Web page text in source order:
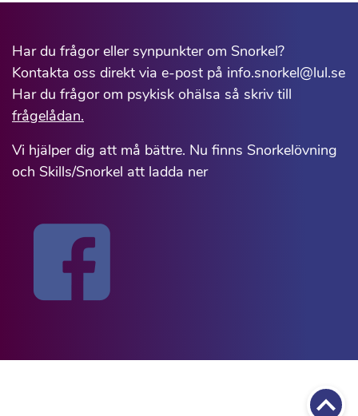
Har du frågor eller synpunkter om Snorkel?
Kontakta oss direkt via e-post på info.snorkel@lul.se
Har du frågor om psykisk ohälsa så skriv till
frågelådan.
Vi hjälper dig att må bättre. Nu finns Snorkelövning
och Skills/Snorkel att ladda ner